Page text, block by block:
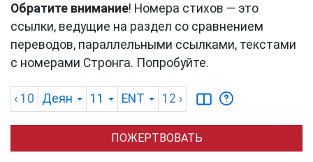
Обратите внимание! Номера стихов — это
ссылки, ведущие на раздел со сравнением
переводов, параллельными ссылками, текстами
с номерами Стронга. Попробуйте.
‹ 10 Деян 11 ENT 12 ›
ПОЖЕРТВОВАТЬ